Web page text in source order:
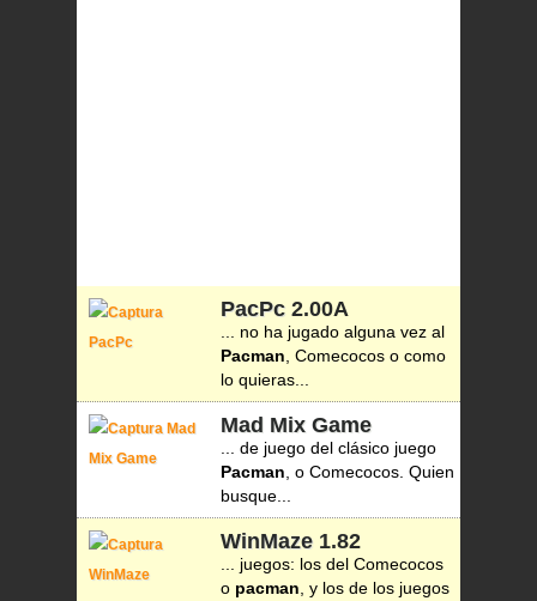
PacPc 2.00A
... no ha jugado alguna vez al
Pacman , Comecocos o como
lo quieras...
Mad Mix Game
... de juego del clásico juego
Pacman , o Comecocos. Quien
busque...
WinMaze 1.82
... juegos: los del Comecocos
o pacman , y los de los juegos